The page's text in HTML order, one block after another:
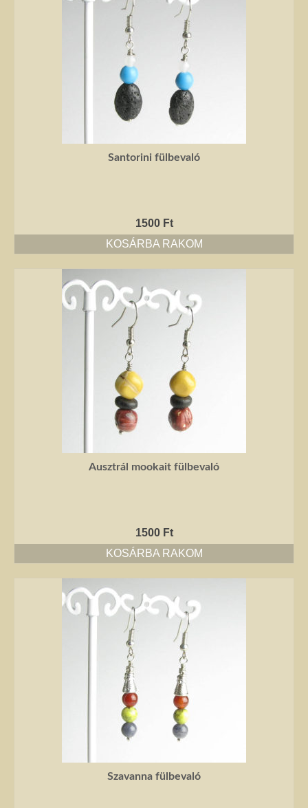
Santorini fülbevaló
1500 Ft
KOSÁRBA RAKOM
Ausztrál mookait fülbevaló
1500 Ft
KOSÁRBA RAKOM
Szavanna fülbevaló